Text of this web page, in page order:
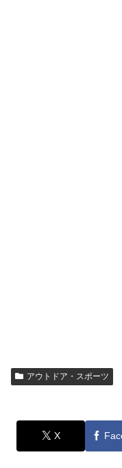
アウトドア・スポーツ
X